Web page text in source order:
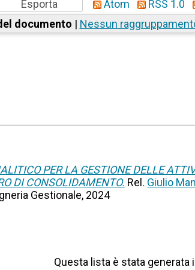
Atom RSS 1.0
documento | Nessun
PER LA GESTIONE DELLE
DI CONSOLIDAMENTO. Rel. Giulio
Gestionale, 2024
Questa lista è stata generata il